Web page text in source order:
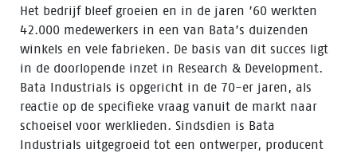
Het bedrijf bleef groeien en in de jaren ’60 werkten
42.000 medewerkers in een van Bata’s duizenden
winkels en vele fabrieken. De basis van dit succes ligt
in de doorlopende inzet in Research & Development.
Bata Industrials is opgericht in de 70-er jaren, als
reactie op de specifieke vraag vanuit de markt naar
schoeisel voor werklieden. Sindsdien is Bata
Industrials uitgegroeid tot een ontwerper, producent